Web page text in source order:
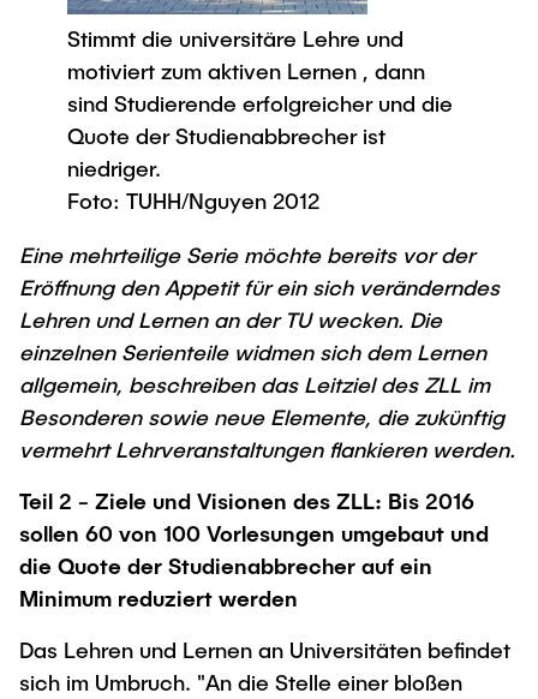
Newsroom
Flyer und Broschüren
Magazin spektrum
Veranstaltungen
Merchandise-Shop
Arbeiten an der TU Hamburg
Stellenausschreibungen
Berufsausbildung und Praktika
Intern
Neu an der TUHH
Rund ums Studium
Studienorganisation
AI in Education
Für Absolventinnen und Absolventen
Alumni
Berufseinstieg - Career Center
Graduiertenakademie
Promotion und Habilitation
Lehre und Lernen
Best Practices Lehre
LearnING Center
UNU HUB "Engineering to Face Climate
Change"
Forschungsförderung
Early Career Researchers
Gute Wissenschaftliche Praxis
Future Lectures
Team
Neues aus der Forschung &
Transfer
Interdisziplinärer Workshop des FSP
„Biobasierte Prozesse und
Forschung und Institute
Technologie und Innovation in der Bildung
News
Studiengänge
Forschung und Institute
Management-Wissenschaften und Technologie
Studiengänge
Forschung und Institute
Maschinenbau
Studiengänge
Forschung und Institute
Studienbereich FIT
Austauschstudium
Intercultural Hub
Partnerships and Strategy
Eine Partnerschaft vereinbaren
Strategie
ECIU University
Contacts & International Team
Stimmt die universitäre Lehre und
motiviert zum aktiven Lernen , dann
sind Studierende erfolgreicher und die
Quote der Studienabbrecher ist
niedriger.
Foto: TUHH/Nguyen 2012
Eine mehrteilige Serie möchte bereits vor der
Eröffnung den Appetit für ein sich veränderndes
Lehren und Lernen an der TU wecken. Die
einzelnen Serienteile widmen sich dem Lernen
allgemein, beschreiben das Leitziel des ZLL im
Besonderen sowie neue Elemente, die zukünftig
vermehrt Lehrveranstaltungen flankieren werden.
Teil 2 - Ziele und Visionen des ZLL: Bis 2016
sollen 60 von 100 Vorlesungen umgebaut und
die Quote der Studienabbrecher auf ein
Minimum reduziert werden
Das Lehren und Lernen an Universitäten befindet
sich im Umbruch. "An die Stelle einer bloßen